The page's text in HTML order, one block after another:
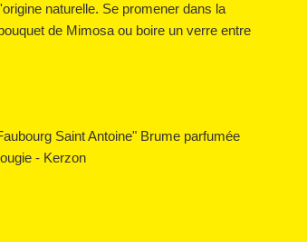
naturelle. Se promener dans la
de Mimosa ou boire un verre entre